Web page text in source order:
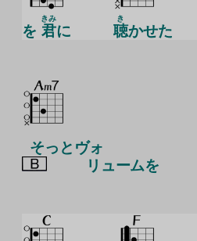
を 君
きみ
に 聴
き
かせた
そっとヴォ
リュームを